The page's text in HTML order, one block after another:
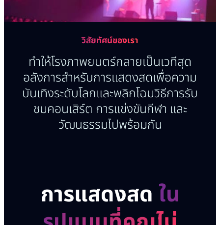
วิสัยทัศน์ของเรา
ทำให้โรงภาพยนตร์กลายเป็นเวทีสุด
อลังการสำหรับการแสดงสดเพื่อความ
บันเทิงระดับโลกและพลิกโฉมวิธีการรับ
ชมคอนเสิร์ต การแข่งขันกีฬา และ
วัฒนธรรมไปพร้อมกัน
การแสดงสด ใน